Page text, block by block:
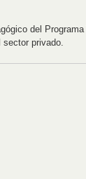
del
privado.